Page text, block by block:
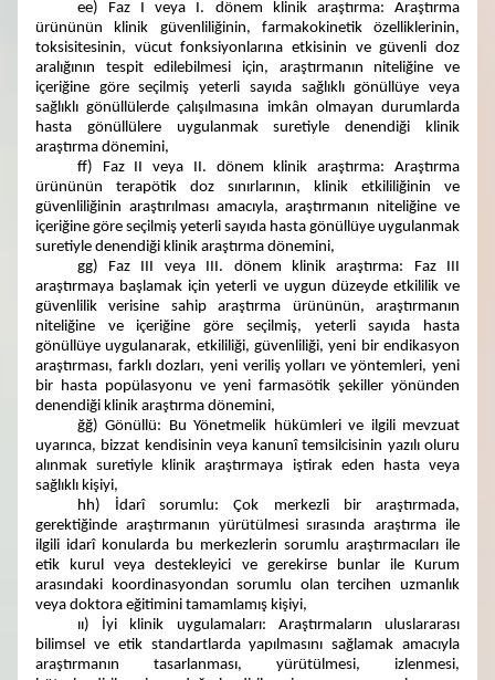
ee) Faz I veya I. dönem klinik araştırma: Araştırma
ürününün klinik güvenliliğinin, farmakokinetik özelliklerinin,
toksisitesinin, vücut fonksiyonlarına etkisinin ve güvenli doz
aralığının tespit edilebilmesi için, araştırmanın niteliğine ve
içeriğine göre seçilmiş yeterli sayıda sağlıklı gönüllüye veya
sağlıklı gönüllülerde çalışılmasına imkân olmayan durumlarda
hasta gönüllülere uygulanmak suretiyle denendiği klinik
araştırma dönemini,
ff) Faz II veya II. dönem klinik araştırma: Araştırma
ürününün terapötik doz sınırlarının, klinik etkililiğinin ve
güvenliliğinin araştırılması amacıyla, araştırmanın niteliğine ve
içeriğine göre seçilmiş yeterli sayıda hasta gönüllüye uygulanmak
suretiyle denendiği klinik araştırma dönemini,
gg) Faz III veya III. dönem klinik araştırma: Faz III
araştırmaya başlamak için yeterli ve uygun düzeyde etkililik ve
güvenlilik verisine sahip araştırma ürününün, araştırmanın
niteliğine ve içeriğine göre seçilmiş, yeterli sayıda hasta
gönüllüye uygulanarak, etkililiği, güvenliliği, yeni bir endikasyon
araştırması, farklı dozları, yeni veriliş yolları ve yöntemleri, yeni
bir hasta popülasyonu ve yeni farmasötik şekiller yönünden
denendiği klinik araştırma dönemini,
ğğ) Gönüllü: Bu Yönetmelik hükümleri ve ilgili mevzuat
uyarınca, bizzat kendisinin veya kanunî temsilcisinin yazılı oluru
alınmak suretiyle klinik araştırmaya iştirak eden hasta veya
sağlıklı kişiyi,
hh) İdarî sorumlu: Çok merkezli bir araştırmada,
gerektiğinde araştırmanın yürütülmesi sırasında araştırma ile
ilgili idarî konularda bu merkezlerin sorumlu araştırmacıları ile
etik kurul veya destekleyici ve gerekirse bunlar ile Kurum
arasındaki koordinasyondan sorumlu olan tercihen uzmanlık
veya doktora eğitimini tamamlamış kişiyi,
ıı) İyi klinik uygulamaları: Araştırmaların uluslararası
bilimsel ve etik standartlarda yapılmasını sağlamak amacıyla
araştırmanın tasarlanması, yürütülmesi, izlenmesi,